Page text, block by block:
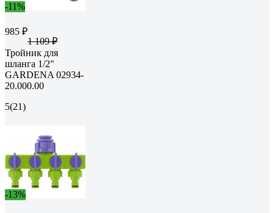
-11%
985 ₽
1 109 ₽
Тройник для
шланга 1/2"
GARDENA 02934-
20.000.00
5(21)
-13%